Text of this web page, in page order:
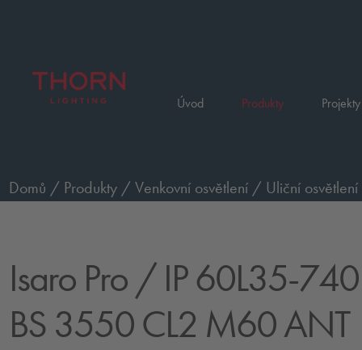
Úvod Produkty
Domů / Produkty /Venkovní osvětlení / Uliční osvětlení
Isaro Pro / IP 60L35-
BS 3550 CL2 M60 ANT